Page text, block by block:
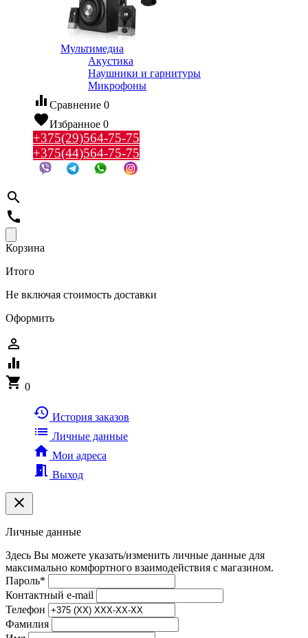
Мультимедиа
Акустика
Наушники и гарнитуры
Микрофоны
equalizer Сравнение 0
favoriteИзбранное 0
+375(29)564-75-75
+375(44)564-75-75
search
call
Корзина
Итого
Не включая стоимость доставки
Оформить
person_outline
equalizer
shopping_cart 0
history История заказов
list Личные данные
home Мои адреса
meeting_room Выход
clear
Личные данные
Здесь Вы можете указать/изменить личные данные для
максимально комфортного взаимодействия с магазином.
Пароль*
Контактный e-mail
Телефон
Фамилия